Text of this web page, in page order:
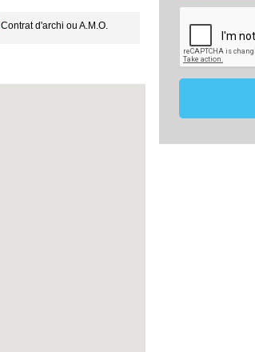
Contrat d'archi ou A.M.O.
maîtrise
mon projet.
Les données
de 18 mois
effectifs entre
vous ou
ce projet
comparateur-